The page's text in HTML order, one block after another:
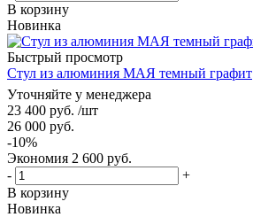
В корзину
Новинка
Быстрый просмотр
Стул из алюминия МАЯ темный графит
Уточняйте у менеджера
23 400 руб. /шт
26 000 руб.
-10%
Экономия 2 600 руб.
-
+
В корзину
Новинка